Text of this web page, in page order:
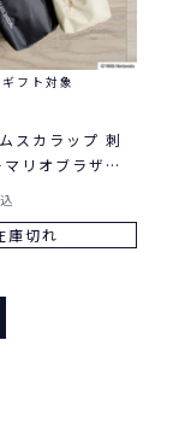
ギフト対象
スカラップ 刺
リオブラザー
ギフト対象 日
庫切れ